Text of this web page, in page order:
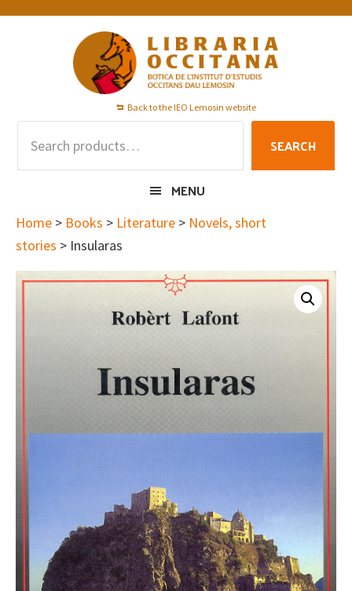
Skip
Skip
Skip
Back to the IEO Lemosin website
SEARCH
MENU
Home > Books > Literature > Novels, short
stories > Insularas